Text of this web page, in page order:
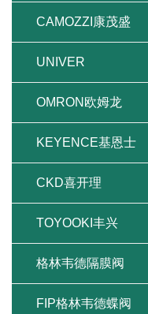
CAMOZZI康茂盛
UNIVER
OMRON欧姆龙
KEYENCE基恩士
CKD喜开理
TOYOOKI丰兴
格林韦德隔膜阀
FIP格林韦德蝶阀